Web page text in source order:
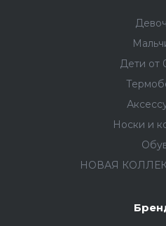
Дети от
Носки и
НОВАЯ